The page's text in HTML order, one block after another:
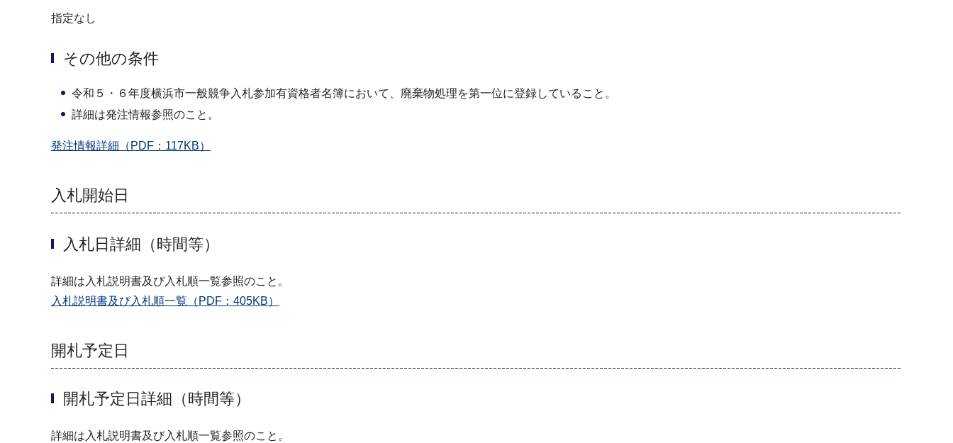
指定なし
その他の条件
令和５・６年度横浜市一般競争入札参加有資格者名簿において、廃棄物処理を第一位に登録していること。
詳細は発注情報参照のこと。
発注情報詳細（PDF：117KB）
入札開始日
入札日詳細（時間等）
詳細は入札説明書及び入札順一覧参照のこと。
入札説明書及び入札順一覧（PDF：405KB）
開札予定日
開札予定日詳細（時間等）
詳細は入札説明書及び入札順一覧参照のこと。